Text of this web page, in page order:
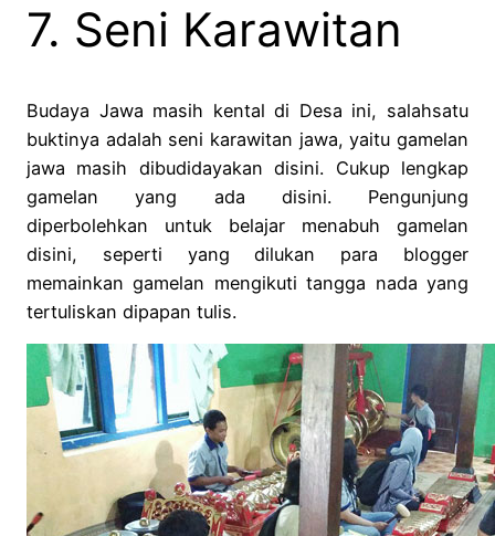
7. Seni Karawitan
Budaya Jawa masih kental di Desa ini, salahsatu
buktinya adalah seni karawitan jawa, yaitu gamelan
jawa masih dibudidayakan disini. Cukup lengkap
gamelan yang ada disini. Pengunjung
diperbolehkan untuk belajar menabuh gamelan
disini, seperti yang dilukan para blogger
memainkan gamelan mengikuti tangga nada yang
tertuliskan dipapan tulis.